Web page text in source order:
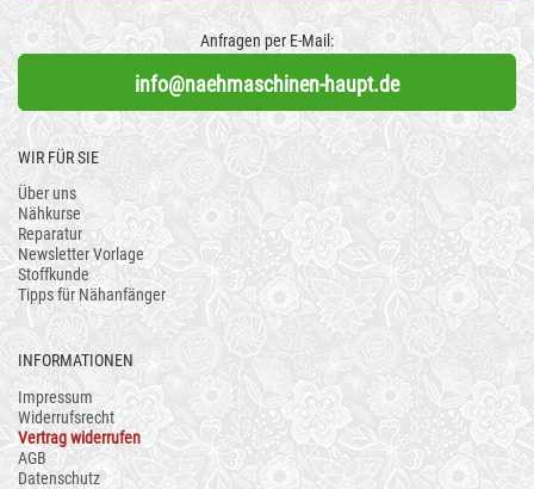
Anfragen per E-Mail:
info@naehmaschinen-haupt.de
WIR FÜR SIE
Über uns
Nähkurse
Reparatur
Newsletter Vorlage
Stoffkunde
Tipps für Nähanfänger
INFORMATIONEN
Impressum
Widerrufsrecht
Vertrag widerrufen
AGB
Datenschutz